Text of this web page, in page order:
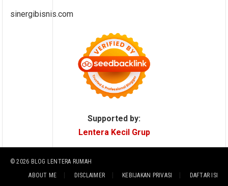
sinergibisnis.com
Supported by:
Lentera Kecil Grup
© 2026 BLOG LENTERA RUMAH
ABOUT ME
DISCLAIMER KEBIJAKAN PRIVASI DAFTAR ISI